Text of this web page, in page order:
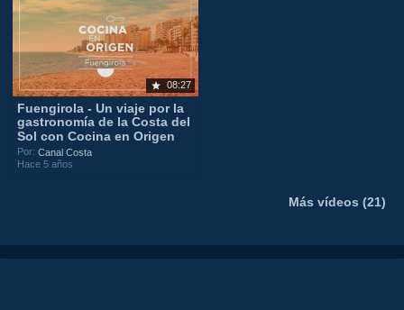
08:27
Fuengirola - Un viaje por la
gastronomía de la Costa del
Sol con Cocina en Origen
Por:Canal Costa
Hace 5 años
Más vídeos (21)